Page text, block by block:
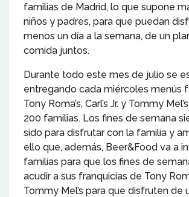
familias de Madrid, lo que supone
niños y padres, para que puedan
menos un día a la semana, de un
comida juntos.
Durante todo este mes de julio se
entregando cada miércoles menús
Tony Roma’s, Carl’s Jr. y Tommy
200 familias. Los fines de semana
sido para disfrutar con la familia y
ello que, además, Beer&Food va a
familias para que los fines de
acudir a sus franquicias de Tony
Tommy Mel’s para que disfruten de